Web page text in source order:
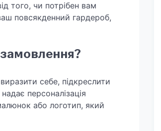
того, чи потрібен вам
повсякденний гардероб,
себе, підкреслити
персоналізація
або логотип, який